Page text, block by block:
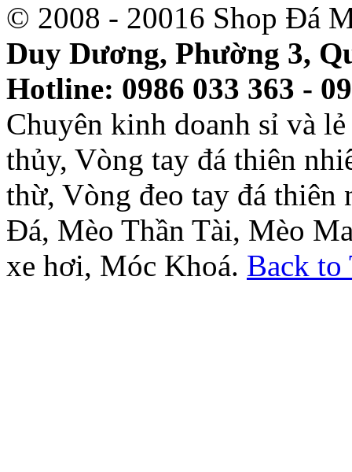
© 2008 - 20016 Shop Đá
Duy Dương, Phường 3,
Hotline: 0986 033 363 -
Chuyên kinh doanh sỉ và
thủy, Vòng tay đá thiên
thừ, Vòng đeo tay đá thiên
Đá, Mèo Thần Tài, Mèo
xe hơi, Móc Khoá. Back to